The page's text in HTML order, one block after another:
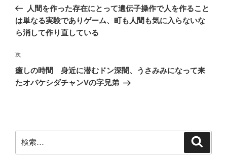
ナ
ビ
ー
シ
ョ
の
投
稿
人間を作った存在にとって遺伝子操作で人を作ること
は単なる実験でありゲーム、町も人間も気に入らないな
ら消して作り直している
次
の
投
次
癒しの時間 身近に潜むドン深闇、うさみみになって来
たオバケシダチャンVの字兄弟
索: